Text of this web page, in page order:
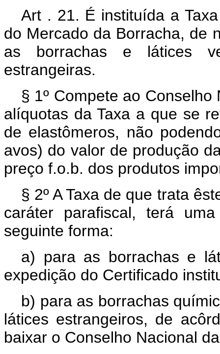
Art . 21. É instituída a
do Mercado da Borracha, de
as borrachas e látices
estrangeiras.
§ 1º Compete ao
alíquotas da Taxa a que se
de elastômeros, não
avos) do valor de produção
preço f.o.b. dos produtos
§ 2º A Taxa de que trata
caráter parafiscal, terá
seguinte forma:
a) para as borrachas e
expedição do Certificado
b) para as borrachas
látices estrangeiros, de
baixar o Conselho Nacional